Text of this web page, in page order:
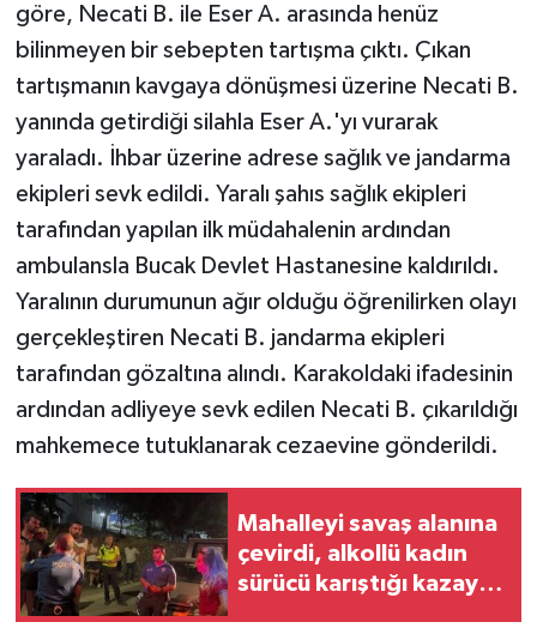
göre, Necati B. ile Eser A. arasında henüz
bilinmeyen bir sebepten tartışma çıktı. Çıkan
tartışmanın kavgaya dönüşmesi üzerine Necati B.
yanında getirdiği silahla Eser A.'yı vurarak
yaraladı. İhbar üzerine adrese sağlık ve jandarma
ekipleri sevk edildi. Yaralı şahıs sağlık ekipleri
tarafından yapılan ilk müdahalenin ardından
ambulansla Bucak Devlet Hastanesine kaldırıldı.
Yaralının durumunun ağır olduğu öğrenilirken olayı
gerçekleştiren Necati B. jandarma ekipleri
tarafından gözaltına alındı. Karakoldaki ifadesinin
ardından adliyeye sevk edilen Necati B. çıkarıldığı
mahkemece tutuklanarak cezaevine gönderildi.
Mahalleyi savaş alanına
çevirdi, alkollü kadın
sürücü karıştığı kazayı